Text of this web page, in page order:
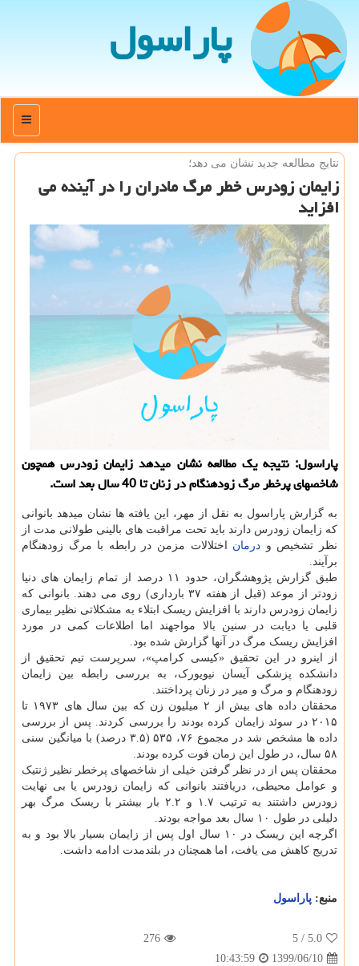
پاراسول
منو
نتایج مطالعه جدید نشان می دهد؛
زایمان زودرس خطر مرگ مادران را در آینده می
افزاید
پاراسول: نتیجه یك مطالعه نشان میدهد زایمان زودرس همچون
شاخصهای پرخطر مرگ زودهنگام در زنان تا 40 سال بعد است.
به گزارش پاراسول به نقل از مهر، این یافته ها نشان میدهد بانوانی
که زایمان زودرس دارند باید تحت مراقبت های بالینی طولانی مدت از
نظر تشخیص و درمان اختلالات مزمن در رابطه با مرگ زودهنگام
برآیند.
طبق گزارش پژوهشگران، حدود ۱۱ درصد از تمام زایمان های دنیا
زودتر از موعد (قبل از هفته ۳۷ بارداری) روی می دهند. بانوانی که
زایمان زودرس دارند با افزایش ریسک ابتلاء به مشکلاتی نظیر بیماری
قلبی یا دیابت در سنین بالا مواجهند اما اطلاعات کمی در مورد
افزایش ریسک مرگ در آنها گزارش شده بود.
از اینرو در این تحقیق «کیسی کرامپ»، سرپرست تیم تحقیق از
دانشکده پزشکی آیسان نیویورک، به بررسی رابطه بین زایمان
زودهنگام و مرگ و میر در زنان پرداختند.
محققان داده های بیش از ۲ میلیون زن که بین سال های ۱۹۷۳ تا
۲۰۱۵ در سوئد زایمان کرده بودند را بررسی کردند. پس از بررسی
داده ها مشخص شد در مجموع ۷۶، ۵۳۵ (۳.۵ درصد) با میانگین سنی
۵۸ سال، در طول این زمان فوت کرده بودند.
محققان پس از در نظر گرفتن خیلی از شاخصهای پرخطر نظیر ژنتیک
و عوامل محیطی، دریافتند بانوانی که زایمان زودرس یا بی نهایت
زودرس داشتند به ترتیب ۱.۷ و ۲.۲ بار بیشتر با ریسک مرگ بهر
دلیلی در طول ۱۰ سال بعد مواجه بودند.
اگرچه این ریسک در ۱۰ سال اول پس از زایمان بسیار بالا بود و به
تدریج کاهش می یافت، اما همچنان در بلندمدت ادامه داشت.
منبع: پاراسول
5.0
/ 5
276
1399/06/10
10:43:59